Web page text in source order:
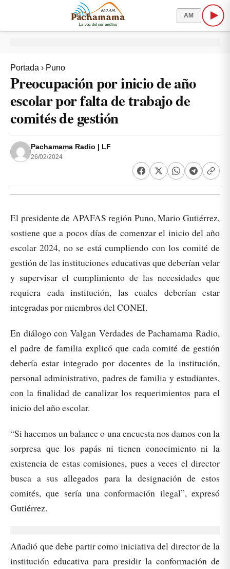
AM
Portada › Puno
Preocupación por inicio de año
escolar por falta de trabajo de
comités de gestión
Pachamama Radio | LF
26/02/2024
El presidente de APAFAS región Puno, Mario Gutiérrez,
sostiene que a pocos días de comenzar el inicio del año
escolar 2024, no se está cumpliendo con los comité de
gestión de las instituciones educativas que deberían velar
y supervisar el cumplimiento de las necesidades que
requiera cada institución, las cuales deberían estar
integradas por miembros del CONEI.
En diálogo con Valgan Verdades de Pachamama Radio,
el padre de familia explicó que cada comité de gestión
debería estar integrado por docentes de la institución,
personal administrativo, padres de familia y estudiantes,
con la finalidad de canalizar los requerimientos para el
inicio del año escolar.
“Si hacemos un balance o una encuesta nos damos con la
sorpresa que los papás ni tienen conocimiento ni la
existencia de estas comisiones, pues a veces el director
busca a sus allegados para la designación de estos
comités, que sería una conformación ilegal”, expresó
Gutiérrez.
Añadió que debe partir como iniciativa del director de la
institución educativa para presidir la conformación de